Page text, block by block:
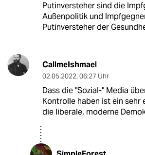
Putinversteher sind die
Außenpolitik und
Putinversteher der
CallmeIshmael
02.05.2022, 06:27 Uhr
Dass die "Sozial-" Media
Kontrolle haben ist ein sehr
die liberale, moderne